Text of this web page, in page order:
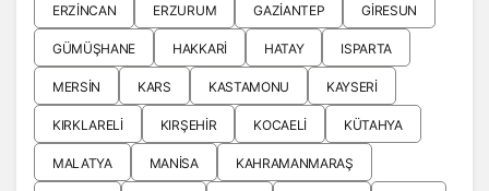
ERZINCAN ERZURUM GAZIANTEP GIRESUN
GÜMÜŞHANE HAKKARI HATAY ISPARTA
MERSIN KARS KASTAMONU KAYSERI
KIRKLARELI KIRŞEHIR KOCAELI KÜTAHYA
MALATYA MANISA KAHRAMANMARAŞ